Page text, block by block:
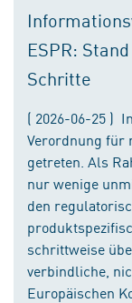
ESPR:
Schritte
( 2026-06-25 )
Verordnung für
getreten. Als
nur wenige
den
schrittweise
verbindliche,
Europäischen